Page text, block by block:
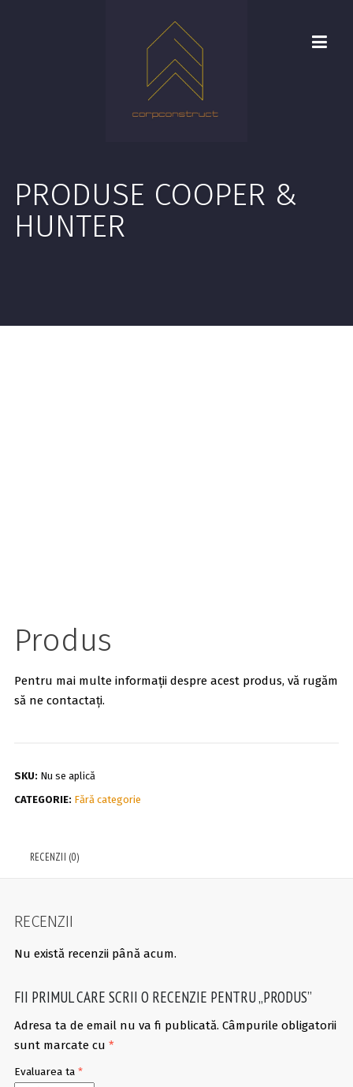
PRODUSE COOPER &
HUNTER
Produs
Pentru mai multe informații despre acest produs, vă rugăm
să ne contactați.
SKU: Nu se aplică
CATEGORIE: Fără categorie
RECENZII (0)
RECENZII
Nu există recenzii până acum.
FII PRIMUL CARE SCRII O RECENZIE PENTRU „PRODUS”
Adresa ta de email nu va fi publicată. Câmpurile obligatorii
sunt marcate cu *
Evaluarea ta *